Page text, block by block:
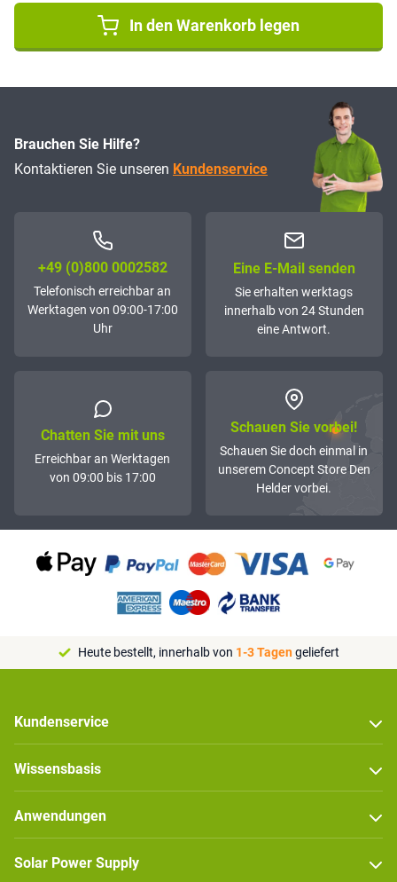
In den Warenkorb legen
Brauchen Sie Hilfe?
Kontaktieren Sie unseren Kundenservice
+49 (0)800 0002582
Telefonisch erreichbar an
Werktagen von 09:00-17:00
Uhr
Eine E-Mail senden
Sie erhalten werktags
innerhalb von 24 Stunden
eine Antwort.
Chatten Sie mit uns
Erreichbar an Werktagen
von 09:00 bis 17:00
Schauen Sie vorbei!
Schauen Sie doch einmal in
unserem Concept Store Den
Helder vorbei.
Heute bestellt, innerhalb von 1-3 Tagengeliefert
Kundenservice
Wissensbasis
Anwendungen
Solar Power Supply